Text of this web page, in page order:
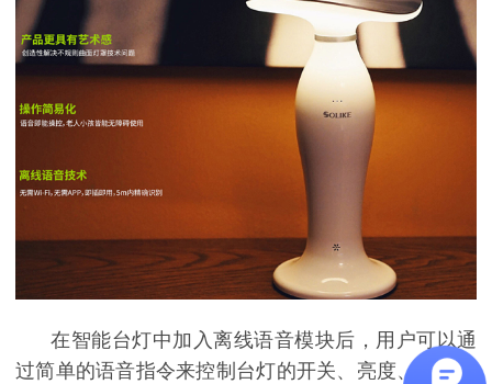
在智能台灯中加入离线语音模块后，用户可以通
过简单的语音指令来控制台灯的开关、亮度、颜色等